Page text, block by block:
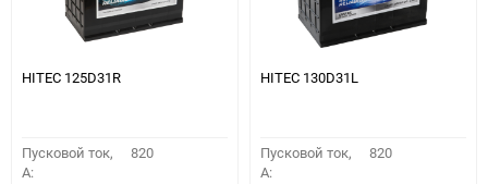
HITEC 125D31R
Пусковой ток,
A:
820
HITEC 130D31L
Пусковой ток,
A:
820